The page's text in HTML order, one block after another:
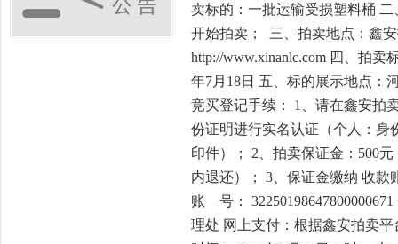
卖标的：一批运输受损塑料桶 二
开始拍卖； 三、拍卖地点：鑫
http://www.xinanlc.com 四、拍卖
年7月18日 五、标的展示地点：
竞买登记手续： 1、请在鑫安拍
份证明进行实名认证（个人：身
印件）； 2、拍卖保证金：500
内退还）； 3、保证金缴纳 收
账 号：
理处 网上支付：根据鑫安拍卖